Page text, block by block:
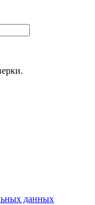
данных